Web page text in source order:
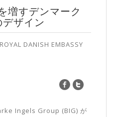
増すデンマーク
デザイン
DANISH EMBASSY
Ingels Group (BIG) が